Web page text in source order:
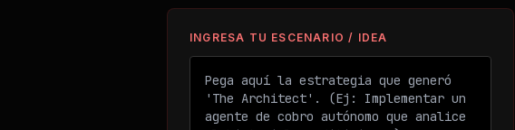
INGRESA TU ESCENARIO / IDEA